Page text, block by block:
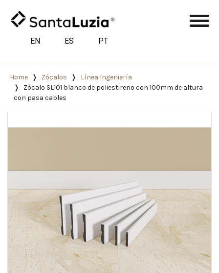
EN ES PT
Home Zócalos
Línea Ingeniería
Zócalo SL101 blanco de poliestireno con 100mm de altura
con pasa cables